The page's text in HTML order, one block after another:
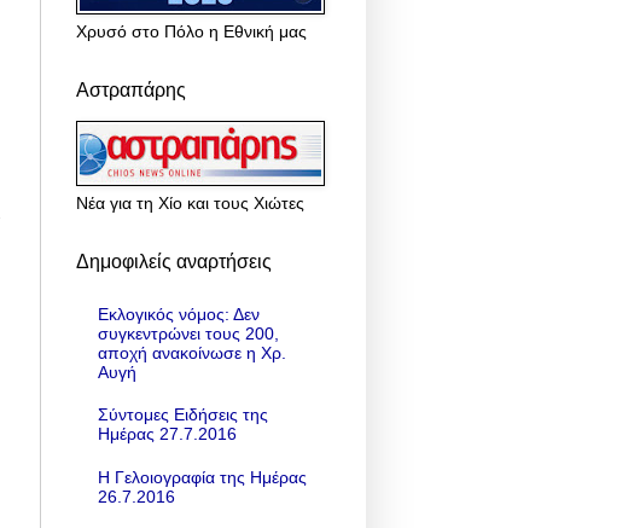
Χρυσό στο Πόλο η Εθνική μας
Αστραπάρης
Νέα για τη Χίο και τους Χιώτες
Δημοφιλείς αναρτήσεις
Εκλογικός νόμος: Δεν
συγκεντρώνει τους 200,
αποχή ανακοίνωσε η Χρ.
Αυγή
Σύντομες Ειδήσεις της
Ημέρας 27.7.2016
Η Γελοιογραφία της Ημέρας
26.7.2016